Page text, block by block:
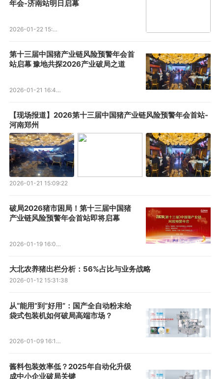
年会-济南站明日启幕
2026-01-22 15:43:26
第十三届中国猪产业链风险预警年会首
站启幕 豫地共探2026产业破局之道
2026-01-21 16:40:17
【现场报道】2026第十三届中国猪产业链风险预警年会首站-
河南郑州
2026-01-21 15:09:22
破局2026猪市困局！第十三届中国猪
产业链风险预警年会首站即将启幕
2026-01-19 16:02:40
大北农养猪出栏分析：56%占比与业务战略
2026-01-12 15:31:38
从“能用”到“好用”：国产全自动粉末给
袋式包装机如何破局高端市场？
2026-01-09 16:16:25
酱料包装效率低？2025年自动化升级
成中小企业破局关键